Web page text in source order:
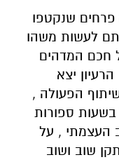
פרחים שנקטפו
לעשות משהו
חכם המדהים
יצא
הפעולה ,
בשעות ספורות
העצמתי , על
שוב ושוב